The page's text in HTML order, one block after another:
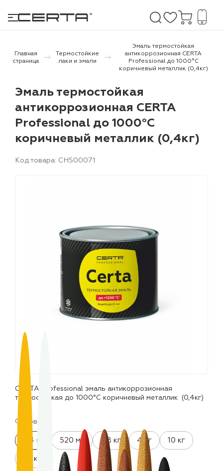
и дачи
бетону,
и эмали
Главная
страница
Термостойкие
лаки и эмали
Эмаль термостойкая
антикоррозионная CERTA
Professional до 1000°С
коричневый металлик (0,4кг)
Эмаль термостойкая
антикоррозионная CERTA
Professional до 1000°С
коричневый металлик (0,4кг)
Код товара: CHS00071
CERTA Professional эмаль антикоррозионная
термостойкая до 1000°С коричневый металлик (0,4кг)
Фасовка:
0.4 кг 520 мл 0.8 кг 4 кг
10 кг
25 кг